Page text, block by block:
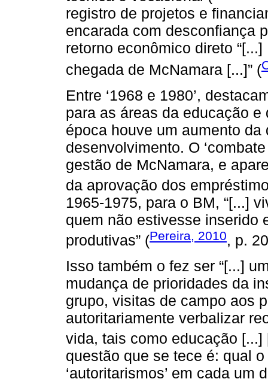
registro de projetos e
encarada com desconfiança
retorno econômico direto
chegada de McNamara [...]” (
Entre ‘1968 e 1980’,
para as áreas da educação
época houve um aumento
desenvolvimento. O
gestão de McNamara, e
da aprovação dos
1965-1975, para o BM, “[...]
quem não estivesse inserido
produtivas” (Pereira, 2010, p.
Isso também o fez ser “[...]
mudança de prioridades da
grupo, visitas de campo aos
autoritariamente verbalizar
vida, tais como educação [...]
questão que se tece é: qual
‘autoritarismos’ em cada um